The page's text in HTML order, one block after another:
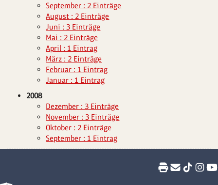
September : 2 Einträge
August : 2 Einträge
Juni : 3 Einträge
Mai : 2 Einträge
April : 1 Eintrag
März : 2 Einträge
Februar : 1 Eintrag
Januar : 1 Eintrag
2008
Dezember : 3 Einträge
November : 3 Einträge
Oktober : 2 Einträge
September : 1 Eintrag